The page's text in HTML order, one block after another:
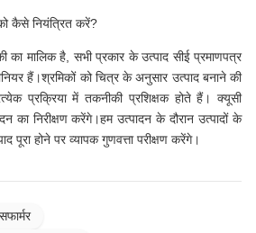
कैसे नियंत्रित करें?
का मालिक है, सभी प्रकार के उत्पाद सीई प्रमाणपत्र
हैं।श्रमिकों को चित्र के अनुसार उत्पाद बनाने की
प्रक्रिया में तकनीकी प्रशिक्षक होते हैं। क्यूसी
का निरीक्षण करेंगे।हम उत्पादन के दौरान उत्पादों के
पूरा होने पर व्यापक गुणवत्ता परीक्षण करेंगे।